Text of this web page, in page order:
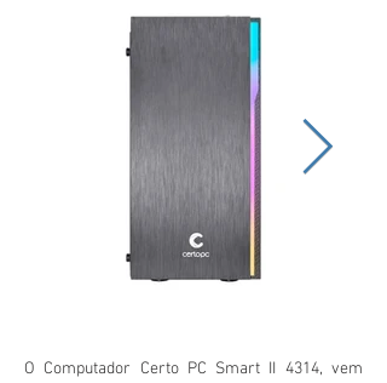
O Computador Certo PC Smart II 4314, vem